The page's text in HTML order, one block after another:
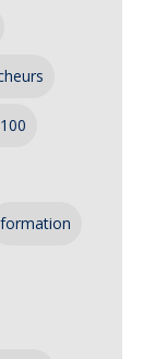
formation